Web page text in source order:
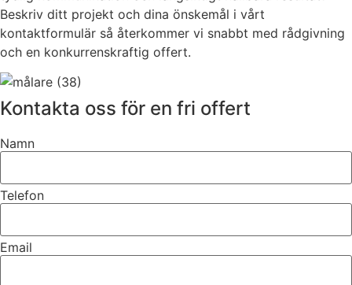
Beskriv ditt projekt och dina önskemål i vårt
kontaktformulär så återkommer vi snabbt med rådgivning
och en konkurrenskraftig offert.
Kontakta oss för en fri offert
Namn
Telefon
Email